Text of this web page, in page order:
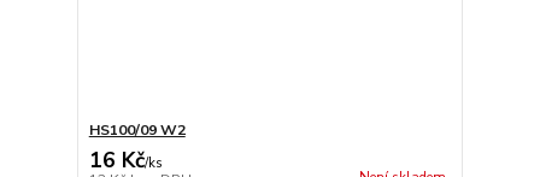
HS100/09 W2
16 Kč/ks